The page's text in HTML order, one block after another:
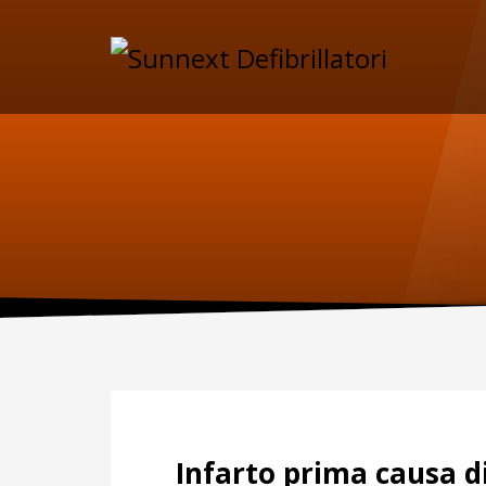
per il
Infarto prima causa